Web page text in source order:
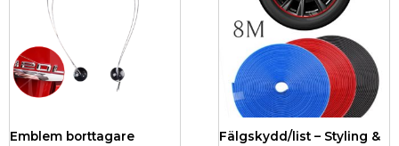
Emblem borttagare
Fälgskydd/list – Styling &
har
flera
varianter.
De
olika
kan
väljas